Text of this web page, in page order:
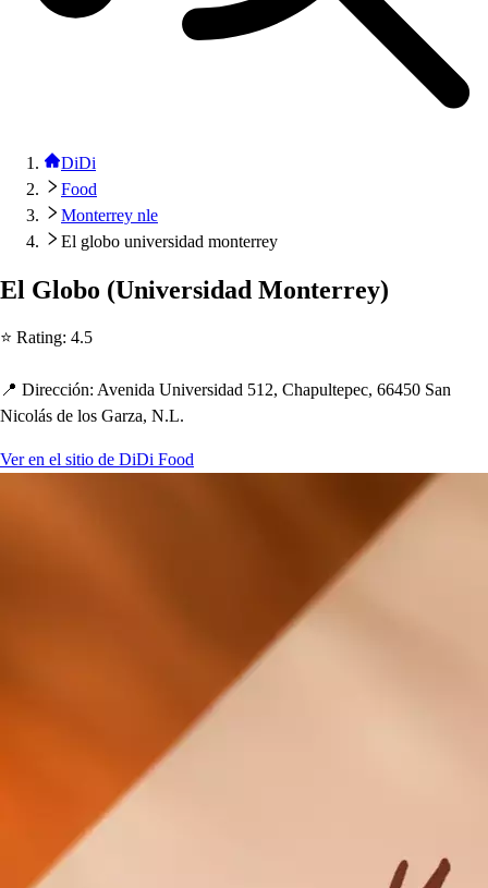
DiDi
Food
Monterrey nle
El globo universidad monterrey
El Globo (Universidad Monterrey)
⭐ Rating: 4.5
📍 Dirección: Avenida Universidad 512, Chapultepec, 66450 San
Nicolás de los Garza, N.L.
Ver en el sitio de DiDi Food